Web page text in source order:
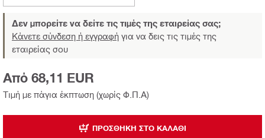
Δεν μπορείτε να δείτε τις τιμές της εταιρείας σας;
Κάνετε σύνδεση ή εγγραφή για να δεις τις τιμές της
εταιρείας σου
Τιμή με πάγια έκπτωση (χωρίς Φ.Π.Α)
Από 68,11 EUR
ΠΡΟΣΘΉΚΗ ΣΤΟ ΚΑΛΆΘΙ